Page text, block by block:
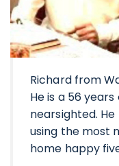
Richard from
He is a 56
nearsighted.
using the most
home happy